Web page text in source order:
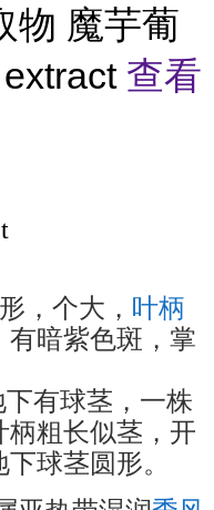
物 魔芋葡
查看
，个大， 叶柄
暗紫色斑，掌
有球茎，一株
柄粗长似茎，开
球茎圆形。